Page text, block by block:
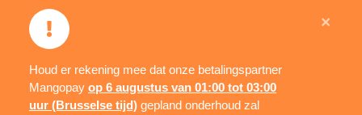
Houd er rekening mee dat onze betalingspartner
Mangopay op 6 augustus van 01:00 tot 03:00
uur (Brusselse tijd) gepland onderhoud zal
×